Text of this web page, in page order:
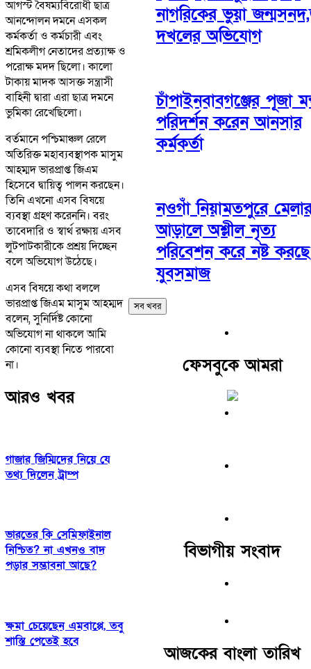
আগস্ট বৈষম্যবিরোধী ছাত্র
আনন্দোলন দমনে এসকল
কর্মকর্তা ও কর্মচারী এবং
শ্রমিকলীগ নেতাদের প্রত্যাক্ষ ও
পরোক্ষ মদদ ছিলো। কালো
টাকায় মাদক আসক্ত সন্ত্রাসী
বাহিনী দ্বারা এরা ছাত্র দমনে
ভুমিকা রেখেছিলো।
বর্তমানে পশ্চিমাঞ্চল রেলে
অতিরিক্ত মহাব্যবস্থাপক মাসুম
আহম্মদ ভারপ্রাপ্ত জিএম
হিসেবে দ্বায়িত্ব পালন করছেন।
তিনি এখনো এসব বিষয়ে
ব্যবস্থা গ্রহণ করেননি। বরং
তাবেদারি ও স্বার্থ রক্ষায় এসব
লুটপাটকারীকে প্রশ্রয় দিচ্ছেন
বলে অভিযোগ উঠেছে।
এসব বিষয়ে কথা বললে
ভারপ্রাপ্ত জিএম মাসুম আহম্মদ
বলেন, সুনির্দিষ্ট কোনো
অভিযোগ না থাকলে আমি
কোনো ব্যবস্থা নিতে পারবো
না।
আরও খবর
গাজার জিম্মিদের নিয়ে যে
তথ্য দিলেন ট্রাম্প
ভারতের কি সেমিফাইনাল
নিশ্চিত? না এখনও বাদ
পড়ার সম্ভাবনা আছে?
ক্ষমা চেয়েছেন এমবাপ্পে, তবু
শাস্তি পেতেই হবে
নাগরিকের ভুয়া
দখলের অভিযোগ
চাঁপাইনবাবগঞ্জের পূজা
পরিদর্শন করেন আনসার
কর্মকর্তা
নওগাঁ নিয়ামতপুরে
আড়ালে অশ্লীল নৃত্য
পরিবেশন করে নষ্ট করছে
যুবসমাজ
সব খবর
ফেসবুকে আমরা
বিভাগীয় সংবাদ
আজকের বাংলা তারিখ